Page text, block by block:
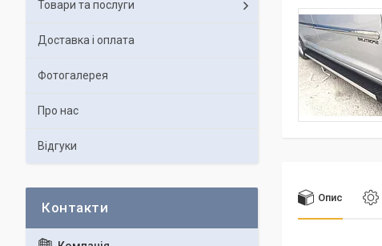
Опис
Товари та послуги
Доставка і оплата
Фотогалерея
Про нас
Відгуки